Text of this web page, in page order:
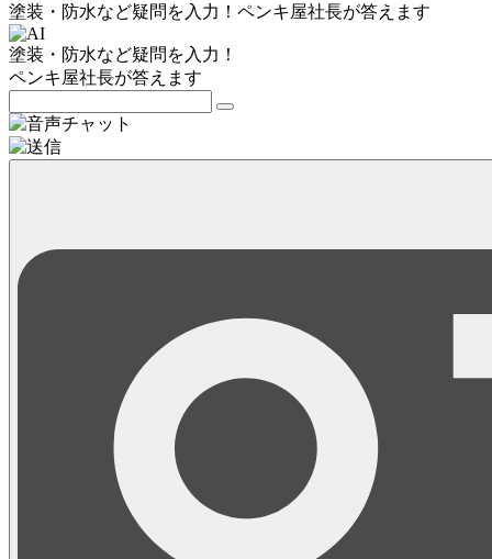
塗装・防水など疑問を入力！ ペンキ屋社長が答えます
塗装・防水など疑問を入力！
ペンキ屋社長が答えます